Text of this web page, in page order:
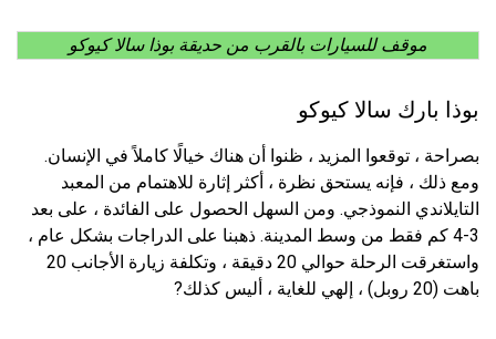
موقف للسيارات بالقرب من حديقة بوذا سالا كيوكو
بوذا بارك سالا كيوكو
بصراحة ، توقعوا المزيد ، ظنوا أن هناك خيالًا كاملاً في الإنسان.
ومع ذلك ، فإنه يستحق نظرة ، أكثر إثارة للاهتمام من المعبد
التايلاندي النموذجي. ومن السهل الحصول على الفائدة ، على بعد
3-4 كم فقط من وسط المدينة. ذهبنا على الدراجات بشكل عام ،
واستغرقت الرحلة حوالي 20 دقيقة ، وتكلفة زيارة الأجانب 20
باهت (20 روبل) ، إلهي للغاية ، أليس كذلك?